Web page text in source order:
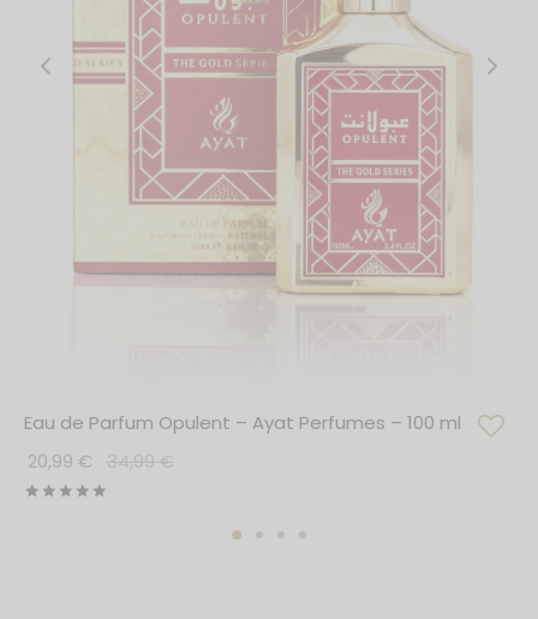
Eau de Parfum Opulent – Ayat Perfumes – 100 ml
20,99 € 34,99€